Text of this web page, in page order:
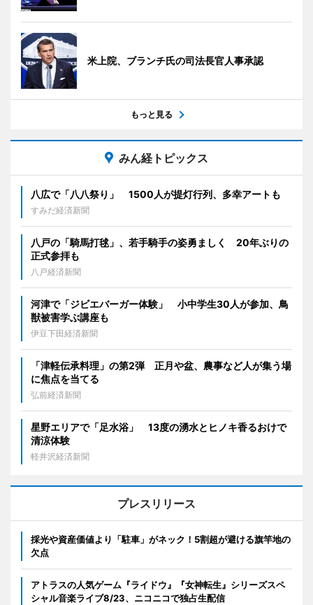
米上院、ブランチ氏の司法長官人事承認
もっと見る
みん経トピックス
八広で「八八祭り」 1500人が提灯行列、多幸アートも
すみだ経済新聞
八戸の「騎馬打毬」、若手騎手の姿勇ましく 20年ぶりの
正式参拝も
八戸経済新聞
河津で「ジビエバーガー体験」 小中学生30人が参加、鳥
獣被害学ぶ講座も
伊豆下田経済新聞
「津軽伝承料理」の第2弾 正月や盆、農事など人が集う場
に焦点を当てる
弘前経済新聞
星野エリアで「足水浴」 13度の湧水とヒノキ香るおけで
清涼体験
軽井沢経済新聞
プレスリリース
採光や資産価値より「駐車」がネック！5割超が避ける旗竿地の
欠点
アトラスの人気ゲーム『ライドウ』『女神転生』シリーズスペ
シャル音楽ライブ8/23、ニコニコで独占生配信